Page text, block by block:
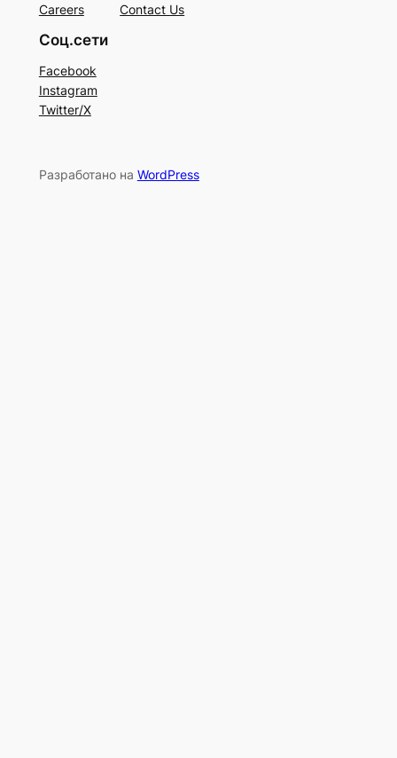
Careers Contact Us
Соц.сети
Facebook
Instagram
Twitter/X
Разработано на WordPress